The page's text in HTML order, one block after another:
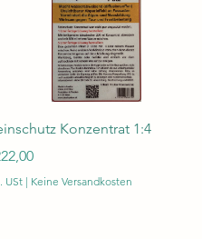
Konzentrat 1:4
USt | Keine Versandkosten